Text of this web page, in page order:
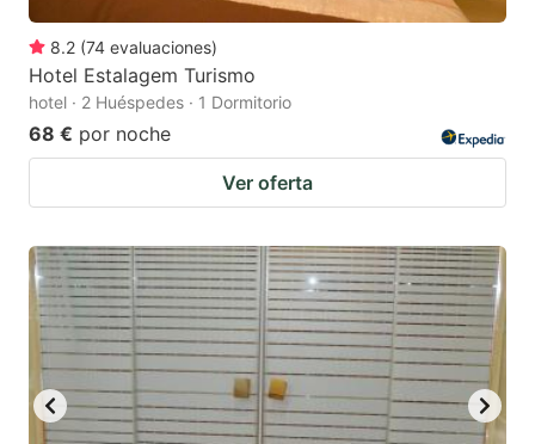
8.2 (74 evaluaciones)
Hotel Estalagem Turismo
hotel · 2 Huéspedes · 1 Dormitorio
68 € por noche
Ver oferta